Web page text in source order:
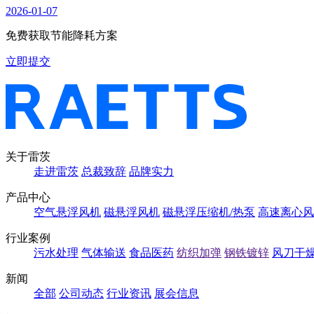
2026-01-07
免费获取节能降耗方案
立即提交
关于雷茨
走进雷茨 总裁致辞 品牌实力
产品中心
空气悬浮风机 磁悬浮风机 磁悬浮压缩机/热泵 高速离心
行业案例
污水处理 气体输送 食品医药 纺织加弹 钢铁镀锌 风刀干
新闻
全部 公司动态 行业资讯 展会信息